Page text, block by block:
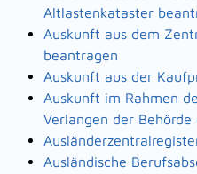
Altlastenkataster
Auskunft aus dem
beantragen
Auskunft aus der
Auskunft im Rahmen
Verlangen der Behörde
Ausländische